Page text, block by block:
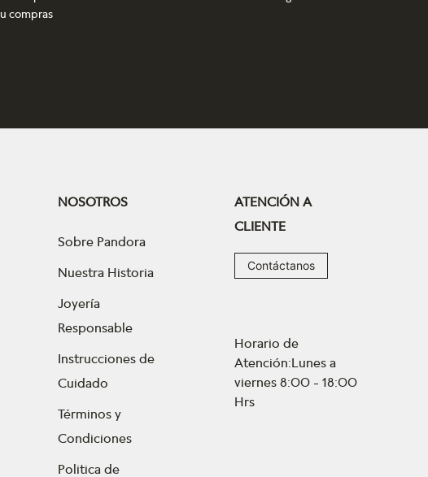
compras
NOSOTROS
Sobre Pandora
Nuestra Historia
Joyería
Responsable
Instrucciones de
Cuidado
Términos y
Condiciones
Politica de
ATENCIÓN A
CLIENTE
Contáctanos
Horario de
Atención:Lunes a
viernes 8:00 - 18:00
Hrs